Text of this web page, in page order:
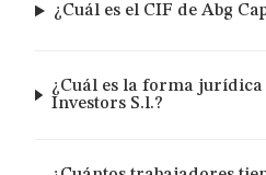
¿Cuál es el CIF de Abg
¿Cuál es la forma jurídica
Investors S.l.?